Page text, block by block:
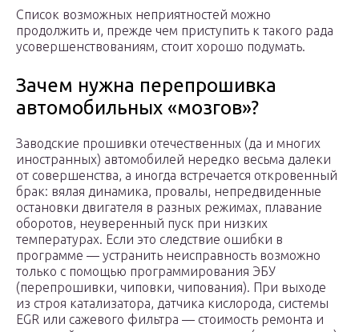
Список возможных неприятностей можно
продолжить и, прежде чем приступить к такого рада
усовершенствованиям, стоит хорошо подумать.
Зачем нужна перепрошивка
автомобильных «мозгов»?
Заводские прошивки отечественных (да и многих
иностранных) автомобилей нередко весьма далеки
от совершенства, а иногда встречается откровенный
брак: вялая динамика, провалы, непредвиденные
остановки двигателя в разных режимах, плавание
оборотов, неуверенный пуск при низких
температурах. Если это следствие ошибки в
программе — устранить неисправность возможно
только с помощью программирования ЭБУ
(перепрошивки, чиповки, чипования). При выходе
из строя катализатора, датчика кислорода, системы
EGR или сажевого фильтра — стоимость ремонта и